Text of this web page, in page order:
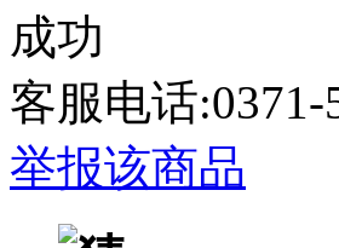
成功
客服电话
举报该商品